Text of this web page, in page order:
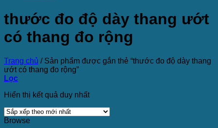
thước đo độ dày thang ướt
có thang đo rộng
Trang chủ /Sản phẩm được gắn thẻ “thước đo độ dày thang
ướt có thang đo rộng”
Lọc
Hiển thị kết quả duy nhất
Browse